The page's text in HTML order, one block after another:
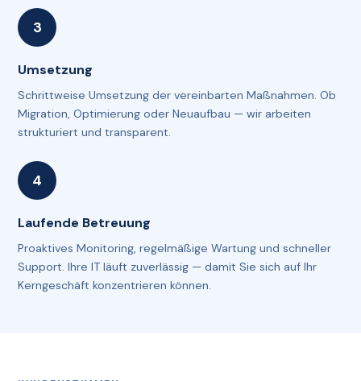
Umsetzung
Schrittweise Umsetzung der vereinbarten Maßnahmen. Ob
Migration, Optimierung oder Neuaufbau — wir arbeiten
strukturiert und transparent.
Laufende Betreuung
Proaktives Monitoring, regelmäßige Wartung und schneller
Support. Ihre IT läuft zuverlässig — damit Sie sich auf Ihr
Kerngeschäft konzentrieren können.